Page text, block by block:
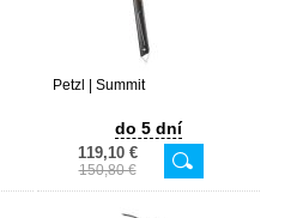
Petzl | Summit
do 5 dní
119,10 €
150,80 €